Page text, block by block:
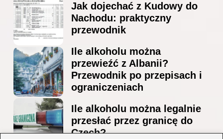
Jak dojechać z Kudowy do
Nachodu: praktyczny
przewodnik
Ile alkoholu można
przewieźć z Albanii?
Przewodnik po przepisach i
ograniczeniach
Ile alkoholu można legalnie
przesłać przez granicę do
Czech?